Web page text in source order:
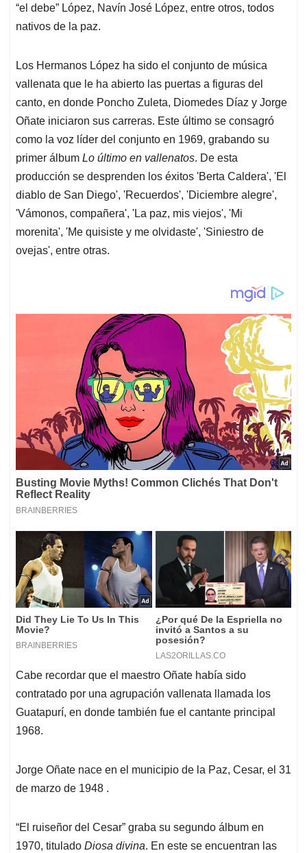
“el debe” López, Navín José López, entre otros, todos
nativos de la paz.
Los Hermanos López ha sido el conjunto de música
vallenata que le ha abierto las puertas a figuras del
canto, en donde Poncho Zuleta, Diomedes Díaz y Jorge
Oñate iniciaron sus carreras. Este último se consagró
como la voz líder del conjunto en 1969, grabando su
primer álbum Lo último en vallenatos. De esta
producción se desprenden los éxitos 'Berta Caldera', 'El
diablo de San Diego', 'Recuerdos', 'Diciembre alegre',
'Vámonos, compañera', 'La paz, mis viejos', 'Mi
morenita', 'Me quisiste y me olvidaste', 'Siniestro de
ovejas', entre otras.
Cabe recordar que el maestro Oñate había sido
contratado por una agrupación vallenata llamada los
Guatapurí, en donde también fue el cantante principal
1968.
Jorge Oñate nace en el municipio de la Paz, Cesar, el 31
de marzo de 1948 .
“El ruiseñor del Cesar” graba su segundo álbum en
1970, titulado Diosa divina. En este se encuentran las